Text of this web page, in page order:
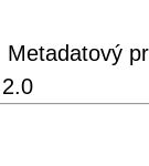
Metadatový
2.0